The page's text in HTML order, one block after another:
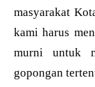
masyarakat
kami harus
murni untuk
gopongan